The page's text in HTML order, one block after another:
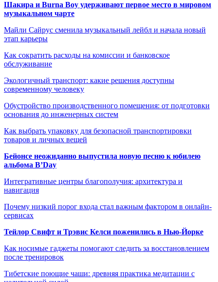
Шакира и Burna Boy удерживают первое место в мировом
музыкальном чарте
Майли Сайрус сменила музыкальный лейбл и начала новый
этап карьеры
Как сократить расходы на комиссии и банковское
обслуживание
Экологичный транспорт: какие решения доступны
современному человеку
Обустройство производственного помещения: от подготовки
основания до инженерных систем
Как выбрать упаковку для безопасной транспортировки
товаров и личных вещей
Бейонсе неожиданно выпустила новую песню к юбилею
альбома B’Day
Интегративные центры благополучия: архитектура и
навигация
Почему низкий порог входа стал важным фактором в онлайн-
сервисах
Тейлор Свифт и Трэвис Келси поженились в Нью-Йорке
Как носимые гаджеты помогают следить за восстановлением
после тренировок
Тибетские поющие чаши: древняя практика медитации с